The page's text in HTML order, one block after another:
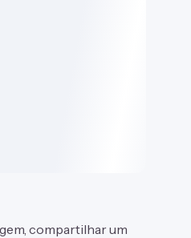
compartilhar um